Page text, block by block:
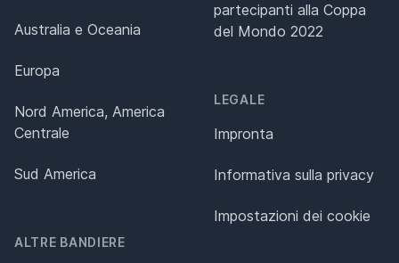
Australia e Oceania
Europa
Nord America, America
Centrale
Sud America
ALTRE BANDIERE
partecipanti alla Coppa
del Mondo 2022
LEGALE
Impronta
Informativa sulla privacy
Impostazioni dei cookie